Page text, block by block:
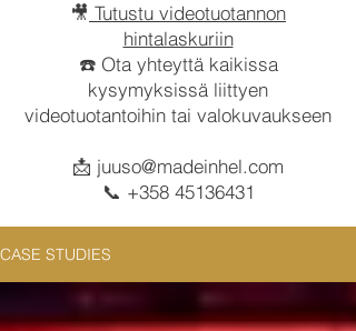
🎥 Tutustu videotuotannon
hintalaskuriin
☎️ Ota yhteyttä kaikissa
kysymyksissä liittyen
videotuotantoihin tai valokuvaukseen
📩 juuso@madeinhel.com
📞 +358 45136431
CASE STUDIES